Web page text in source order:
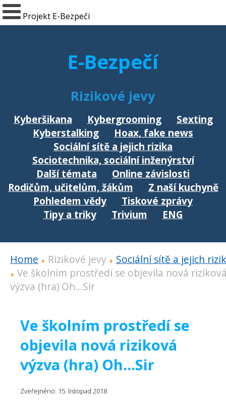
Projekt E-Bezpečí
E-Bezpečí
Rizikové jevy
Kyberšikana Kybergrooming
Sexting
Kyberstalking
Hoax, fake news
Sociální sítě a jejich rizika
Sociotechnika, sociální inženýrství
Další témata
Online závislosti
Rodičům, učitelům, žákům
Z naší kuchyně
Pohledem vědy
Tiskové zprávy
Tipy a triky
Trivium ENG
Home Rizikové jevy
Sociální sítě a jejich
Ve školním prostředí se objevila nová
výzva (hra) Oh...Sir
Ve školním prostředí se
objevila nová riziková
výzva (hra) Oh...Sir
Zveřejněno: 15. listopad 2018